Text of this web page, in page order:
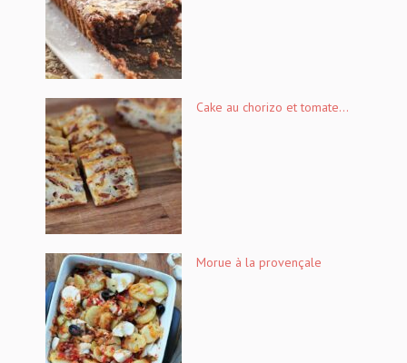
Cake au chorizo et tomate...
Morue à la provençale